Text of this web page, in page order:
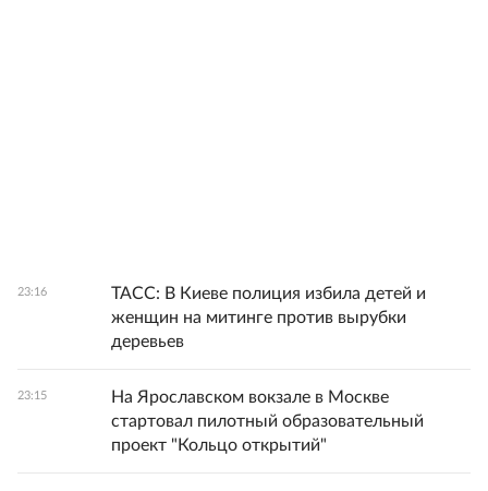
23:16
ТАСС: В Киеве полиция избила детей и
женщин на митинге против вырубки
деревьев
23:15
На Ярославском вокзале в Москве
стартовал пилотный образовательный
проект "Кольцо открытий"